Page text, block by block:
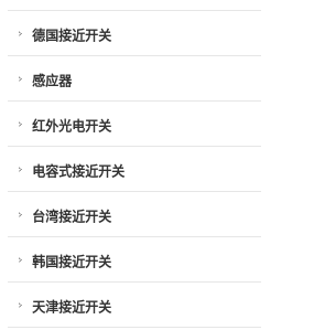
德国接近开关
感应器
红外光电开关
电容式接近开关
台湾接近开关
韩国接近开关
天津接近开关